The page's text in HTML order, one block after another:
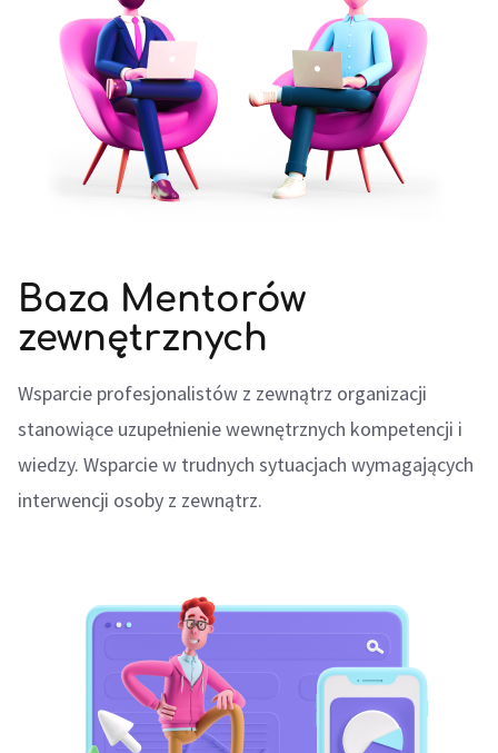
Baza Mentorów
zewnętrznych
Wsparcie profesjonalistów z zewnątrz organizacji
stanowiące uzupełnienie wewnętrznych kompetencji i
wiedzy. Wsparcie w trudnych sytuacjach wymagających
interwencji osoby z zewnątrz.